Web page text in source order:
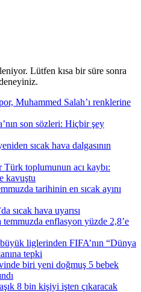
Lütfen kısa bir süre sonra
Muhammed Salah’ı renklerine
son sözleri: Hiçbir şey
sıcak hava dalgasının
Türk toplumunun acı kaybı:
kavuştu
tarihinin en sıcak ayını
sıcak hava uyarısı
temmuzda enflasyon yüzde 2,8’e
liglerinden FIFA’nın “Dünya
tepki
biri yeni doğmuş 5 bebek
8 bin kişiyi işten çıkaracak